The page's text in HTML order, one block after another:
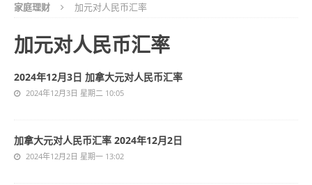
家庭理财 加元对人民币汇率
加元对人民币汇率
2024年12月3日 加拿大元对人民币汇率
2024年12月3日 星期二 10:05
加拿大元对人民币汇率 2024年12月2日
2024年12月2日 星期一 13:02